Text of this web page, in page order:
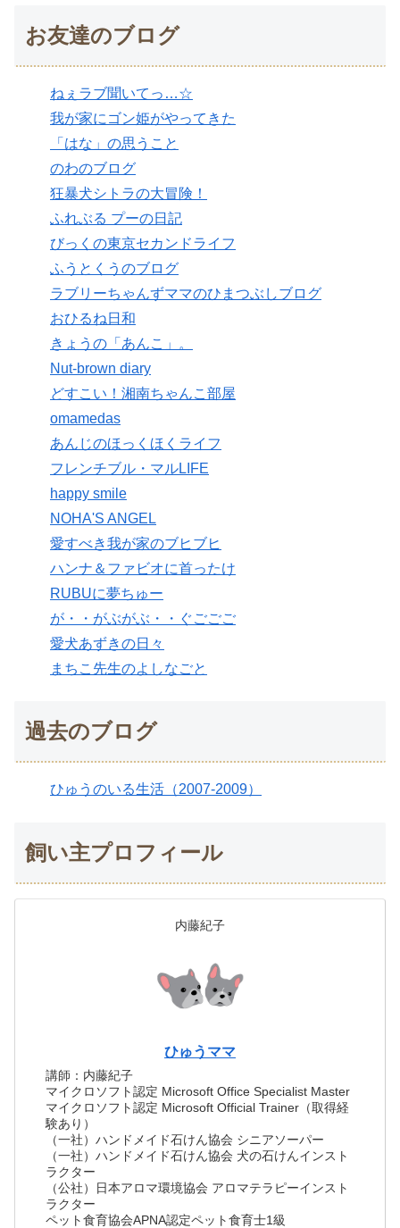
お友達のブログ
ねぇラブ聞いてっ…☆
我が家にゴン姫がやってきた
「はな」の思うこと
のわのブログ
狂暴犬シトラの大冒険！
ふれぶる プーの日記
びっくの東京セカンドライフ
ふうとくうのブログ
ラブリーちゃんずママのひまつぶしブログ
おひるね日和
きょうの「あんこ」。
Nut-brown diary
どすこい！湘南ちゃんこ部屋
omamedas
あんじのほっくほくライフ
フレンチブル・マルLIFE
happy smile
NOHA'S ANGEL
愛すべき我が家のブヒブヒ
ハンナ＆ファビオに首ったけ
RUBUに夢ちゅー
が・・がぶがぶ・・ぐごごご
愛犬あずきの日々
まちこ先生のよしなごと
過去のブログ
ひゅうのいる生活（2007-2009）
飼い主プロフィール
内藤紀子
ひゅうママ
講師：内藤紀子
マイクロソフト認定 Microsoft Office Specialist Master
マイクロソフト認定 Microsoft Official Trainer（取得経
験あり）
（一社）ハンドメイド石けん協会 シニアソーパー
（一社）ハンドメイド石けん協会 犬の石けんインスト
ラクター
（公社）日本アロマ環境協会 アロマテラピーインスト
ラクター
ペット食育協会APNA認定ペット食育士1級